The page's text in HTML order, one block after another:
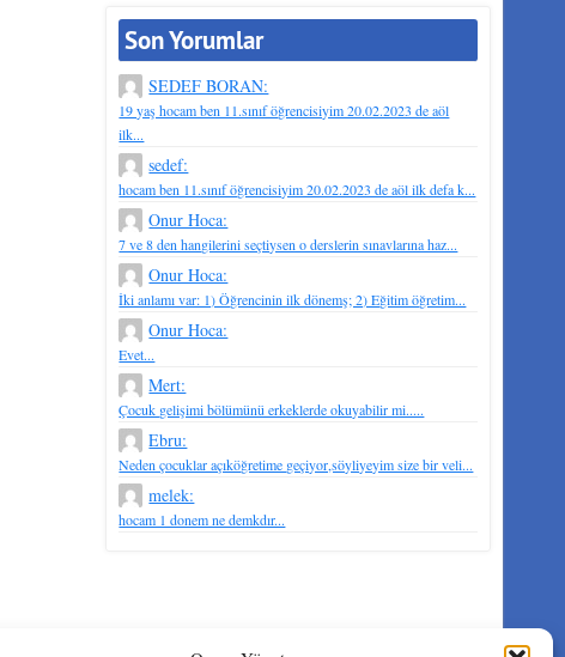
Son Yorumlar
SEDEF BORAN:
19 yaş hocam ben 11.sınıf öğrencisiyim 20.02.2023 de aöl
ilk...
sedef:
hocam ben 11.sınıf öğrencisiyim 20.02.2023 de aöl ilk defa k...
Onur Hoca:
7 ve 8 den hangilerini seçtiysen o derslerin sınavlarına haz...
Onur Hoca:
İki anlamı var: 1) Öğrencinin ilk dönemş; 2) Eğitim öğretim...
Onur Hoca:
Evet...
Mert:
Çocuk gelişimi bölümünü erkeklerde okuyabilir mi.....
Ebru:
Neden çocuklar açıköğretime geçiyor,söyliyeyim size bir veli...
melek:
hocam 1 donem ne demkdır...